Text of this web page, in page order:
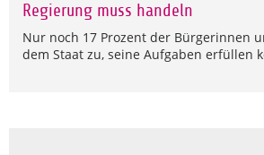
Regierung muss handeln
Nur noch 17 Prozent der Bürgerinnen
dem Staat zu, seine Aufgaben erfüllen